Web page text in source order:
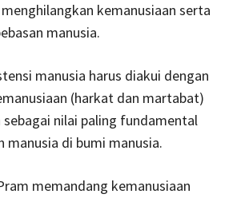
kemanusiaan serta
manusia.
manusia harus diakui dengan
(harkat dan martabat)
sebagai nilai paling fundamental
manusia di bumi manusia.
memandang kemanusiaan